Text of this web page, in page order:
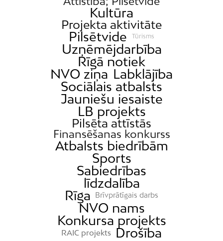
Kultūra
Projekta aktivitāte
Pilsētvide Tūrisms
Uzņēmējdarbība
Rīgā notiek
NVO ziņa Labklājība
Sociālais atbalsts
Jauniešu iesaiste
LB projekts
Pilsēta attīstās
Finansēšanas konkurss
Atbalsts biedrībām
Sports
Sabiedrības
līdzdalība
Rīga
Brīvprātīgais darbs
NVO nams
Konkursa projekts
RAIC projekts Drošība